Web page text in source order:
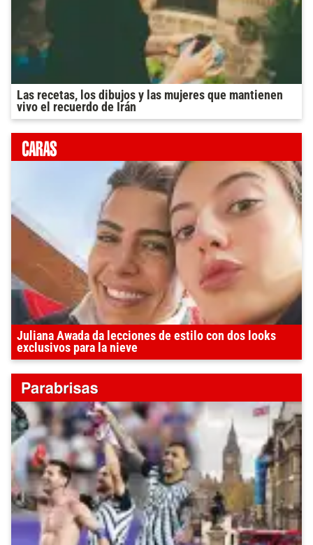
Las recetas, los dibujos y las mujeres que mantienen
vivo el recuerdo de Irán
Juliana Awada da lecciones de estilo con dos looks
exclusivos para la nieve